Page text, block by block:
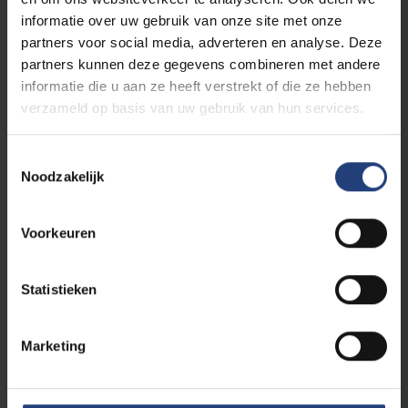
informatie over uw gebruik van onze site met onze
partners voor social media, adverteren en analyse. Deze
partners kunnen deze gegevens combineren met andere
informatie die u aan ze heeft verstrekt of die ze hebben
verzameld op basis van uw gebruik van hun services.
Noodzakelijk
Voorkeuren
Statistieken
Marketing
Inleiding onderzoeksmethoden voor mens- en
maatschappijwetenschappen
ECTS
Inleiding tot de ruimtelijke planning 3 ECTS
Planning
ECTS
Keuze-opleidingsonderdelen: je kiest voor 6
Academic English II 3 ECTS
Beeld, vorm en kleur 3 ECTS
3 ECTS
6 ECTS
6 ECTS
Cartografie 3 ECTS